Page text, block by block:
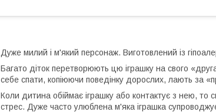
Дуже милий і м'який персонаж. Виготовлений із
Багато діток перетворюють цю іграшку на свого
себе спати, копіюючи поведінку дорослих, лають за
Коли дитина обіймає іграшку або контактує з нею, то
стрес. Дуже часто улюблена м'яка іграшка